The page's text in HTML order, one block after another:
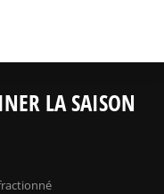
LA SAISON